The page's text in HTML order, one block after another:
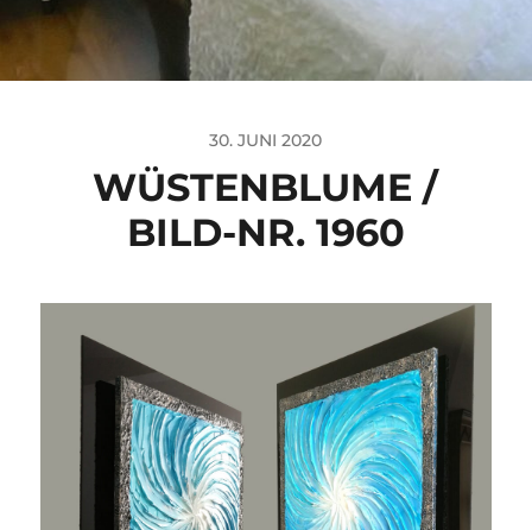
30. JUNI 2020
WÜSTENBLUME /
BILD-NR. 1960